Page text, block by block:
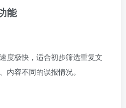
能
度极快，适合初步筛选重复文
内容不同的误报情况。